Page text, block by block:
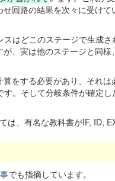
回路の結果を次々に受け
はどこのステージで生成
、実は他のステージと同
をする必要があり、それ
。そして分岐条件が確定
は、有名な教科書がIF, ID,
でも指摘しています。